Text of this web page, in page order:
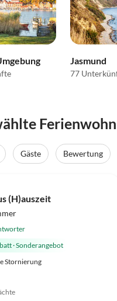
Jasmund
77
Gäste Bewertung
Top-Inserat
(H)auszeit
·Sonderangebot
Stornierung